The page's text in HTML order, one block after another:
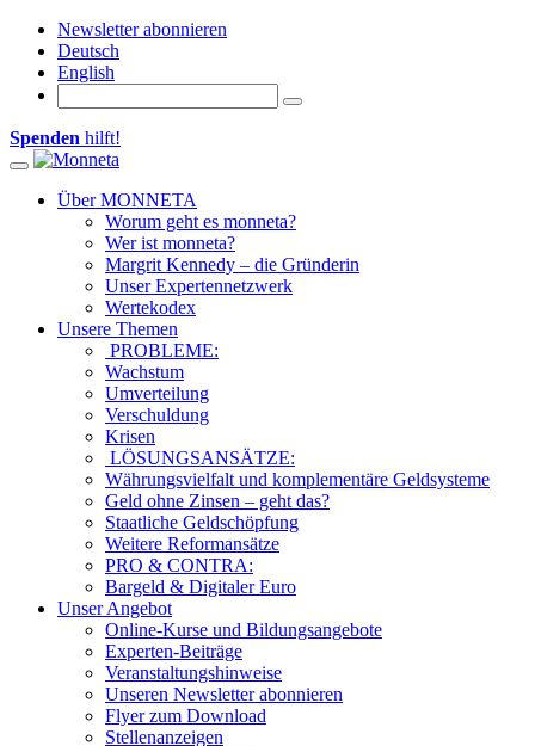
Newsletter abonnieren
Deutsch
English
Spenden hilft!
Toggle navigation
Über MONNETA
Worum geht es monneta?
Wer ist monneta?
Margrit Kennedy – die Gründerin
Unser Expertennetzwerk
Wertekodex
Unsere Themen
PROBLEME:
Wachstum
Umverteilung
Verschuldung
Krisen
LÖSUNGSANSÄTZE:
Währungsvielfalt und komplementäre Geldsysteme
Geld ohne Zinsen – geht das?
Staatliche Geldschöpfung
Weitere Reformansätze
PRO & CONTRA:
Bargeld & Digitaler Euro
Unser Angebot
Online-Kurse und Bildungsangebote
Experten-Beiträge
Veranstaltungshinweise
Unseren Newsletter abonnieren
Flyer zum Download
Stellenanzeigen